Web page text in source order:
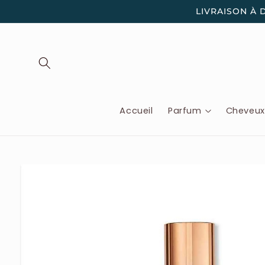
au
LIVRAISON À
Accueil Parfum Cheveux